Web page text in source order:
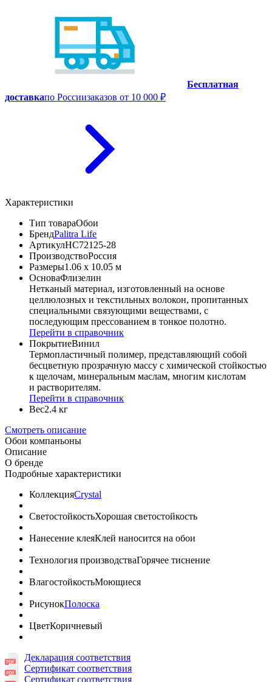
Бесплатная
доставкапо Россиизаказов от 10 000 ₽
Характеристики
Тип товараОбои
БрендPalitra Life
АртикулHC72125-28
ПроизводствоРоссия
Размеры1.06 x 10.05 м
ОсноваФлизелин
Нетканый материал, изготовленный на основе
целлюлозных и текстильных волокон, пропитанных
специальными связующими веществами, с
последующим прессованием в тонкое полотно.
Перейти в справочник
ПокрытиеВинил
Термопластичный полимер, представляющий собой
бесцветную прозрачную массу с химической стойкостью
к щелочам, минеральным маслам, многим кислотам
и растворителям.
Перейти в справочник
Вес2.4 кг
Смотреть описание
Обои компаньоны
Описание
О бренде
Подробные характеристики
КоллекцияCrystal
СветостойкостьХорошая светостойкость
Нанесение клеяКлей наносится на обои
Технология производстваГорячее тиснение
ВлагостойкостьМоющиеся
РисунокПолоска
ЦветКоричневый
Декларация соответствия
Сертификат соответствия
Сертификат соответствия